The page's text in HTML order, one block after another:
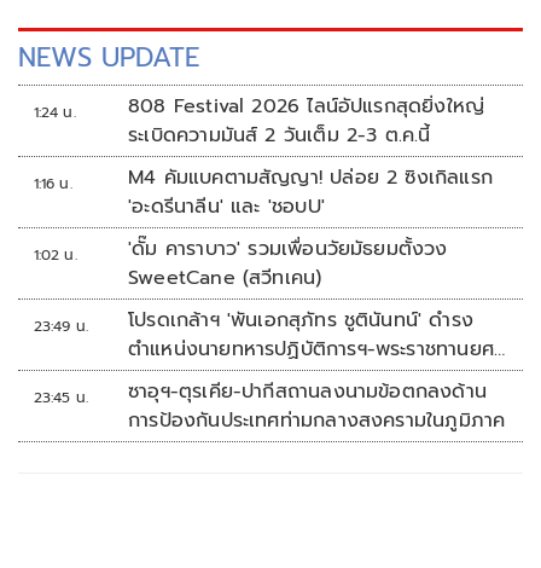
NEWS UPDATE
1:24 น.
808 Festival 2026 ไลน์อัปแรกสุดยิ่งใหญ่
ระเบิดความมันส์ 2 วันเต็ม 2-3 ต.ค.นี้
1:16 น.
M4 คัมแบคตามสัญญา! ปล่อย 2 ซิงเกิลแรก
'อะดรีนาลีน' และ 'ชอบU'
1:02 น.
'ดั๊ม คาราบาว' รวมเพื่อนวัยมัธยมตั้งวง
SweetCane (สวีทเคน)
23:49 น.
โปรดเกล้าฯ 'พันเอกสุภัทร ชูตินันทน์' ดำรง
ตำแหน่งนายทหารปฏิบัติการฯ-พระราชทานยศ
'พลตรี'
23:45 น.
ซาอุฯ-ตุรเคีย-ปากีสถานลงนามข้อตกลงด้าน
การป้องกันประเทศท่ามกลางสงครามในภูมิภาค